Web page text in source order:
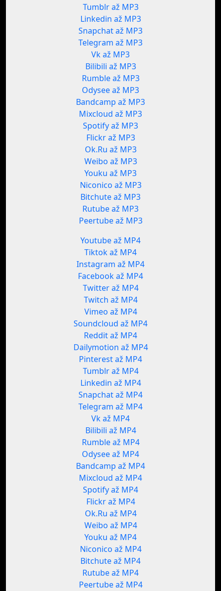
Tumblr až MP3
Linkedin až MP3
Snapchat až MP3
Telegram až MP3
Vk až MP3
Bilibili až MP3
Rumble až MP3
Odysee až MP3
Bandcamp až MP3
Mixcloud až MP3
Spotify až MP3
Flickr až MP3
Ok.Ru až MP3
Weibo až MP3
Youku až MP3
Niconico až MP3
Bitchute až MP3
Rutube až MP3
Peertube až MP3
Youtube až MP4
Tiktok až MP4
Instagram až MP4
Facebook až MP4
Twitter až MP4
Twitch až MP4
Vimeo až MP4
Soundcloud až MP4
Reddit až MP4
Dailymotion až MP4
Pinterest až MP4
Tumblr až MP4
Linkedin až MP4
Snapchat až MP4
Telegram až MP4
Vk až MP4
Bilibili až MP4
Rumble až MP4
Odysee až MP4
Bandcamp až MP4
Mixcloud až MP4
Spotify až MP4
Flickr až MP4
Ok.Ru až MP4
Weibo až MP4
Youku až MP4
Niconico až MP4
Bitchute až MP4
Rutube až MP4
Peertube až MP4